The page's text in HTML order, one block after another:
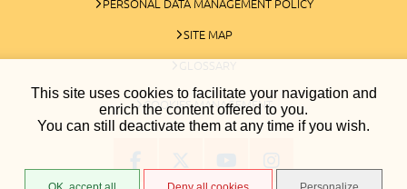
This site uses cookies to facilitate your navigation and
enrich the content offered to you.
You can still deactivate them at any time if you wish.
PERSONAL DATA MANAGEMENT POLICY
SITE MAP
GLOSSARY
COOKIES MANAGEMENT